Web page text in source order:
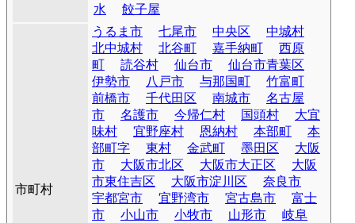
水
餃子屋
市町村
うるま市 七尾市 中央区
中城村
北中城村
北谷町 嘉手納町
西原
町
読谷村 仙台市
仙台市青葉区
伊勢市
八戸市 与那国町
竹富町
前橋市
千代田区 南城市
名古屋
市
名護市 今帰仁村 国頭村
大宜
味村
宜野座村 恩納村 本部町
本
部町字
東村 金武町 墨田区
大阪
市
大阪市北区 大阪市大正区
大阪
市東住吉区
大阪市淀川区
奈良市
宇都宮市
宜野湾市 宮古島市
富士
市
小山市 小牧市 山形市
岐阜